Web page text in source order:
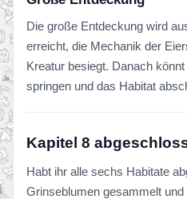
Die große Entdeckung wird
erreicht, die Mechanik der
Kreatur besiegt. Danach
springen und das Habitat
Kapitel 8
Habt ihr alle sechs Habitate
Grinseblumen gesammelt